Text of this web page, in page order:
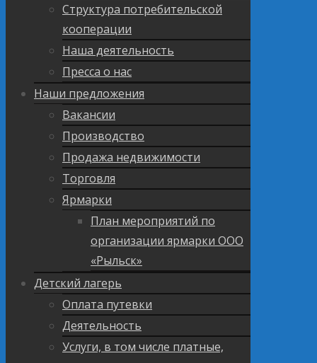
Структура потребительской
кооперации
Наша деятельность
Пресса о нас
Наши предложения
Вакансии
Производство
Продажа недвижимости
Торговля
Ярмарки
План мероприятий по
организации ярмарки ООО
«Рыльск»
Детский лагерь
Оплата путевки
Деятельность
Услуги, в том числе платные,